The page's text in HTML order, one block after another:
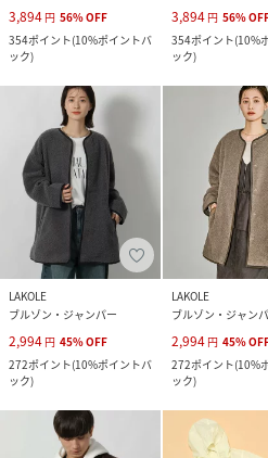
3,894 円 56%OFF
354ポイント(10%ポイントバ
ック)
3,894 円 56%
354ポイント(10%
ック)
LAKOLE
ブルゾン・ジャンパー
2,994 円 45%OFF
272ポイント(10%ポイントバ
ック)
LAKOLE
ブルゾン・ジャン
2,994 円 45%
272ポイント(10%
ック)